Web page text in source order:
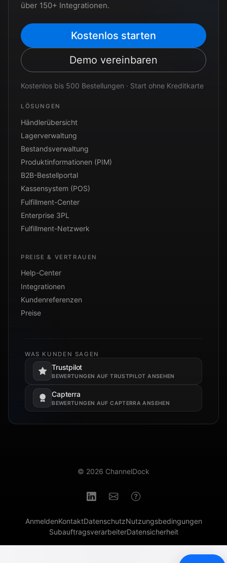
über 150+ Integrationen.
Kostenlos starten
Demo vereinbaren
Kostenlos bis 500 Bestellungen · Start ohne Kreditkarte
LÖSUNGEN
Händlerübersicht
Lagerverwaltung
Bestandsverwaltung
Produktinformationen (PIM)
B2B-Bestellportal
Kassensystem (POS)
Fulfillment-Center
Enterprise 3PL
Fulfillment-Netzwerk
PREISE & VERTRAUEN
Help-Center
Integrationen
Kundenreferenzen
Preise
WAS KUNDEN SAGEN
Trustpilot
BEWERTUNGEN AUF TRUSTPILOT ANSEHEN
Öffnet in einem neuen Tab.
Capterra
BEWERTUNGEN AUF CAPTERRA ANSEHEN
Öffnet in einem neuen Tab.
© 2026 ChannelDock
AnmeldenKontaktDatenschutzNutzungsbedingungen
SubauftragsverarbeiterDatensicherheit